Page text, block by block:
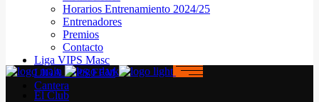
Horarios Entrenamiento 2024/25
Entrenadores
Premios
Contacto
Liga VIPS Masc
LIGA VIPS FEM
Cantera
El Club